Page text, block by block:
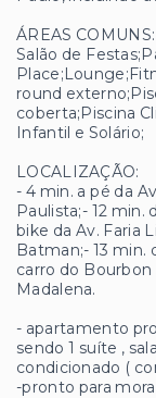
ÁREAS COMUNS:
Salão de
round
coberta;Piscina
Infantil e Solário;
LOCALIZAÇÃO:
- 4 min. a pé da
Paulista;- 12 min.
bike da Av. Faria
Batman;- 13 min.
carro do Bourbon
Madalena.
- apartamento
sendo 1 suíte ,
condicionado (
-pronto para